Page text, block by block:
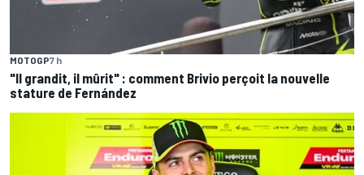
MOTOGP7 h
"Il grandit, il mûrit" : comment Brivio perçoit la nouvelle
stature de Fernández